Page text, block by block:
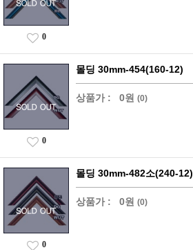
0
몰딩 30mm-454(160-12)
상품가 : 0원 (0)
0
몰딩 30mm-482소(240-12)
상품가 : 0원 (0)
0